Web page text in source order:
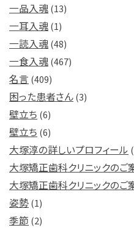
一品入魂(13)
一耳入魂(1)
一読入魂(48)
一食入魂(467)
名言 (409)
困った患者さん(3)
壁立ち (6)
壁立ち (6)
大塚淳の詳しいプロフィール
大塚矯正歯科クリニックのご
大塚矯正歯科クリニックのご
姿勢(1)
季節 (2)